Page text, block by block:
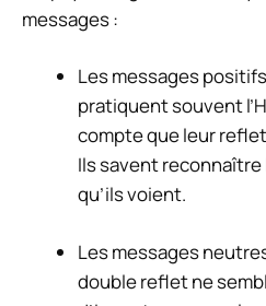
messages :
Les messages
pratiquent souvent
compte que leur
Ils savent
qu’ils voient.
Les messages
double reflet ne